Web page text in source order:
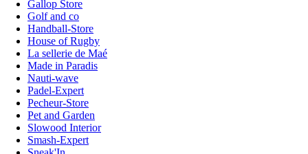
Gallop Store
Golf and co
Handball-Store
House of Rugby
La sellerie de Maé
Made in Paradis
Nauti-wave
Padel-Expert
Pecheur-Store
Pet and Garden
Slowood Interior
Smash-Expert